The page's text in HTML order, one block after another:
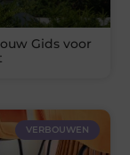
Gids voor
VERBOUWEN